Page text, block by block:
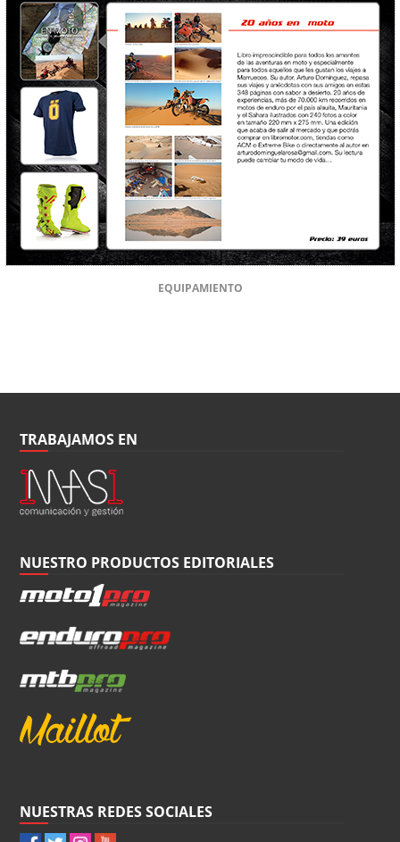
EQUIPAMIENTO
TRABAJAMOS EN
NUESTRO PRODUCTOS EDITORIALES
NUESTRAS REDES SOCIALES